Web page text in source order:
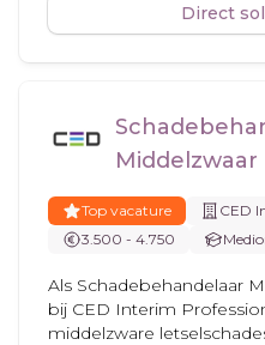
Direct
Top vacature
CED
3.500 - 4.750
Als Schadebehandelaar
bij CED Interim
middelzware